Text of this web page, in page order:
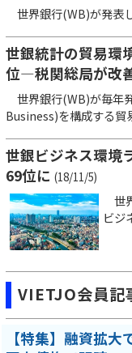
世界銀行(WB)が発表
世銀統計の貿易環
位―税関総局が改
世界銀行(WB)が毎年
Business)を構成する貿
世銀ビジネス環境
69位に (18/11/5)
世
ビジ
VIETJO会員記
【特集】融資拡